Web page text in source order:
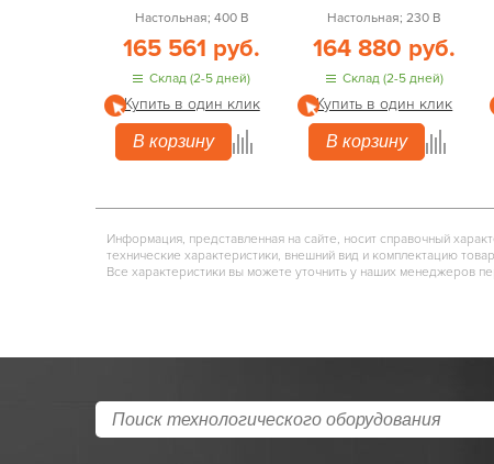
Настольная; 400 В
165 561 руб.
Склад (2-5 дней)
Купить в один клик
В корзину
Настольная; 230 В
164 880 руб.
Склад (2-5 дней)
Купить в один клик
В корзину
Информация, представленная на сайте, носит справочный
технические характеристики, внешний вид и комплектацию
Все характеристики вы можете уточнить у наших менеджеров